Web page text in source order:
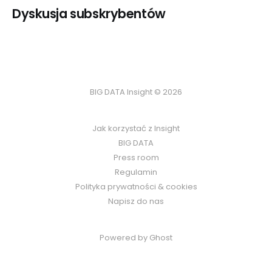
Dyskusja subskrybentów
BIG DATA Insight © 2026
Jak korzystać z Insight
BIG DATA
Press room
Regulamin
Polityka prywatności & cookies
Napisz do nas
Powered by Ghost